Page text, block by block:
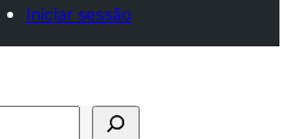
Iniciar sessão